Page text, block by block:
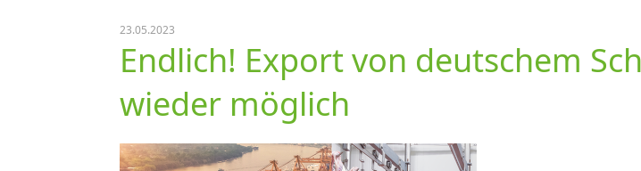
23.05.2023
Endlich! Export von deutschem
wieder möglich